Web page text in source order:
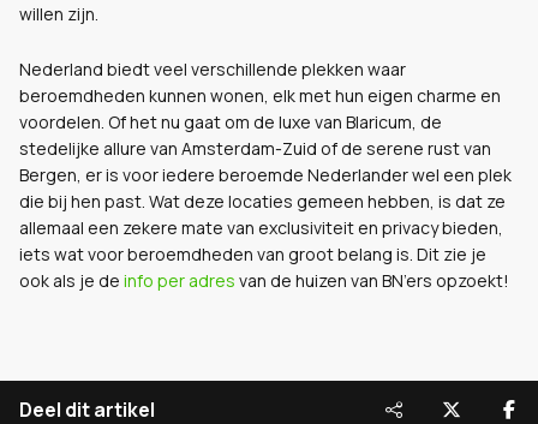
willen zijn.
Nederland biedt veel verschillende plekken waar
beroemdheden kunnen wonen, elk met hun eigen charme en
voordelen. Of het nu gaat om de luxe van Blaricum, de
stedelijke allure van Amsterdam-Zuid of de serene rust van
Bergen, er is voor iedere beroemde Nederlander wel een plek
die bij hen past. Wat deze locaties gemeen hebben, is dat ze
allemaal een zekere mate van exclusiviteit en privacy bieden,
iets wat voor beroemdheden van groot belang is. Dit zie je
ook als je de info per adres van de huizen van BN’ers opzoekt!
Deel dit artikel